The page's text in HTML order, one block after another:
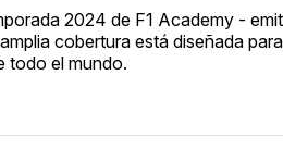
2024 de F1 Academy -
cobertura está diseñada
todo el mundo.